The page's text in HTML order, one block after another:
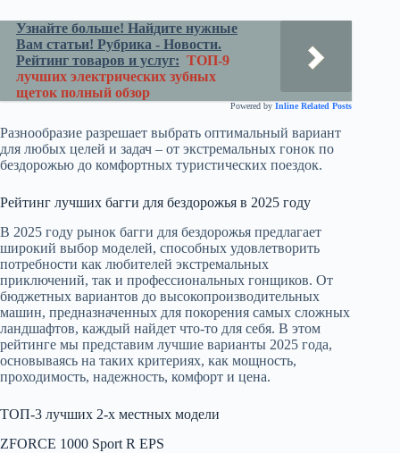
Узнайте больше! Найдите нужные
Вам статьи! Рубрика - Новости.
Рейтинг товаров и услуг: ТОП-9
лучших электрических зубных
щеток полный обзор
Powered by Inline Related Posts
Разнообразие разрешает выбрать оптимальный вариант
для любых целей и задач – от экстремальных гонок по
бездорожью до комфортных туристических поездок.
Рейтинг лучших багги для бездорожья в 2025 году
В 2025 году рынок багги для бездорожья предлагает
широкий выбор моделей, способных удовлетворить
потребности как любителей экстремальных
приключений, так и профессиональных гонщиков. От
бюджетных вариантов до высокопроизводительных
машин, предназначенных для покорения самых сложных
ландшафтов, каждый найдет что-то для себя. В этом
рейтинге мы представим лучшие варианты 2025 года,
основываясь на таких критериях, как мощность,
проходимость, надежность, комфорт и цена.
ТОП-3 лучших 2-х местных модели
ZFORCE 1000 Sport R EPS